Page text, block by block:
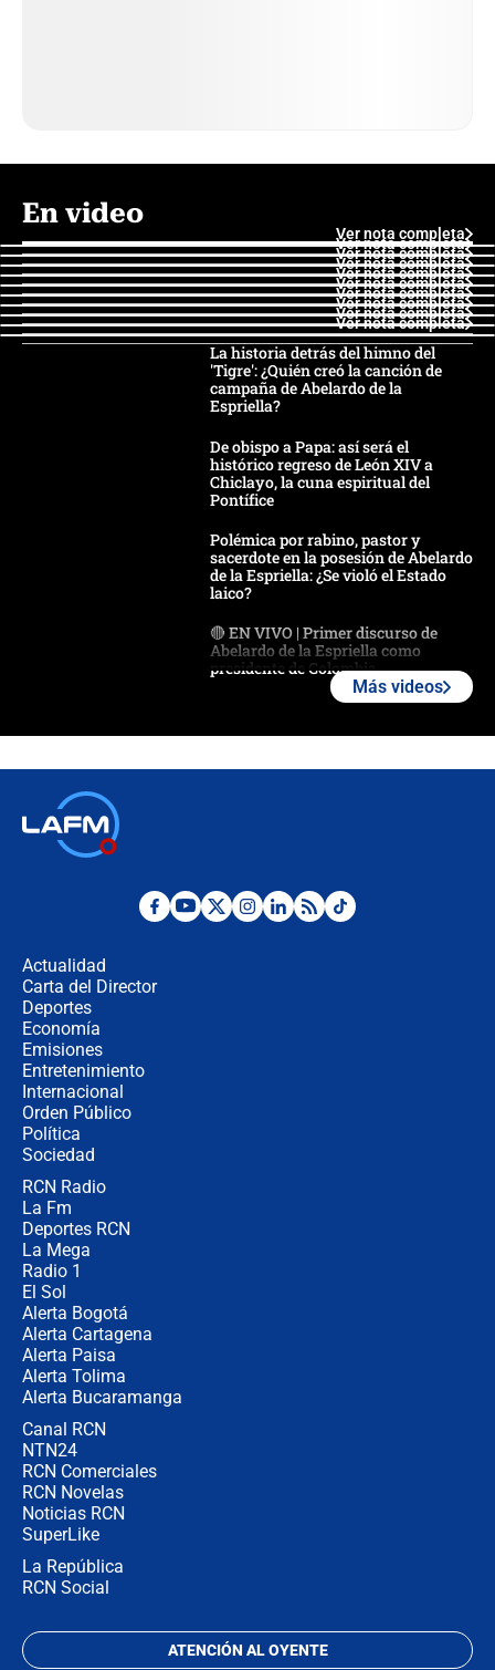
En video
Ver nota completa
Ver nota completa
Ver nota completa
Ver nota completa
Ver nota completa
Ver nota completa
Ver nota completa
Ver nota completa
Ver nota completa
Ver nota completa
La historia detrás del himno del
'Tigre': ¿Quién creó la canción de
campaña de Abelardo de la
Espriella?
De obispo a Papa: así será el
histórico regreso de León XIV a
Chiclayo, la cuna espiritual del
Pontífice
Polémica por rabino, pastor y
sacerdote en la posesión de Abelardo
de la Espriella: ¿Se violó el Estado
laico?
🔴 EN VIVO | Primer discurso de
Abelardo de la Espriella como
presidente de Colombia
Desde dermatitis hasta infecciones:
Más videos
Actualidad
Carta del Director
Deportes
Economía
Emisiones
Entretenimiento
Internacional
Orden Público
Política
Sociedad
RCN Radio
La Fm
Deportes RCN
La Mega
Radio 1
El Sol
Alerta Bogotá
Alerta Cartagena
Alerta Paisa
Alerta Tolima
Alerta Bucaramanga
Canal RCN
NTN24
RCN Comerciales
RCN Novelas
Noticias RCN
SuperLike
La República
RCN Social
ATENCIÓN AL OYENTE